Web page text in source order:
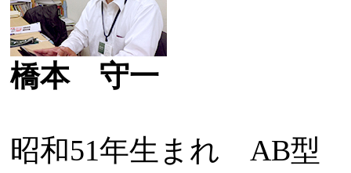
橋本 守一
昭和51年生まれ AB型